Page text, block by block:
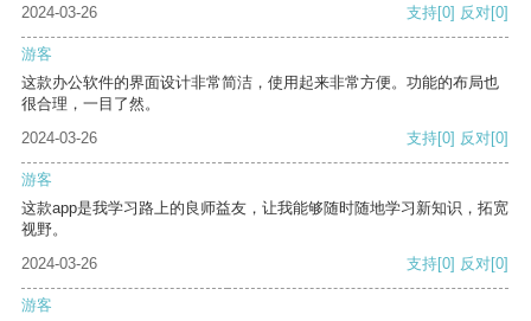
2024-03-26 支持[0] 反对[0]
游客
这款办公软件的界面设计非常简洁，使用起来非常方便。功能的布局也
很合理，一目了然。
2024-03-26
支持[0] 反对[0]
游客
这款app是我学习路上的良师益友，让我能够随时随地学习新知识，拓宽
视野。
2024-03-26
支持[0] 反对[0]
游客